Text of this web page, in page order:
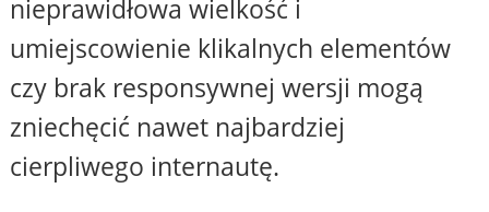
nieprawidłowa wielkość i
umiejscowienie klikalnych elementów
czy brak responsywnej wersji mogą
zniechęcić nawet najbardziej
cierpliwego internautę.